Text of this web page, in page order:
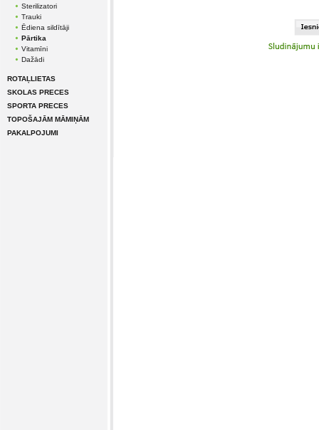
Sterilizatori
Trauki
Ēdiena sildītāji
Pārtika
Vitamīni
Dažādi
ROTAĻLIETAS
SKOLAS PRECES
SPORTA PRECES
TOPOŠAJĀM MĀMIŅĀM
PAKALPOJUMI